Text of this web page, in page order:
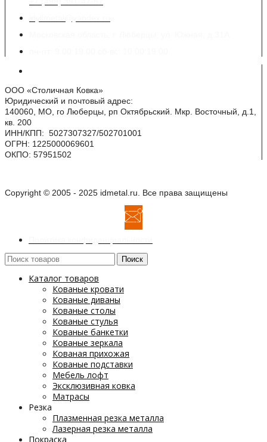
ООО «Столичная Ковка»
Юридический и почтовый адрес:
140060, МО, го Люберцы, рп Октябрьский. Мкр. Восточный, д.1,
кв. 200
ИНН/КПП: 5027307327/502701001
ОГРН: 1225000069601
ОКПО: 57951502
Copyright © 2005 - 2025 idmetal.ru. Все права защищены
Поиск
Каталог товаров
Кованые кровати
Кованые диваны
Кованые столы
Кованые стулья
Кованые банкетки
Кованые зеркала
Кованая прихожая
Кованые подставки
Мебель лофт
Эксклюзивная ковка
Матрасы
Резка
Плазменная резка металла
Лазерная резка металла
Покраска